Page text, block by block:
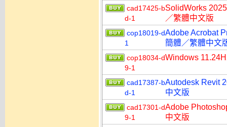
cad17425-b
d-1
SolidWorks
／繁體中文版
cop18019-d
1
Adobe Acrobat
簡體／繁體中文
cop18034-d
9-1
Windows
cad17387-b
d-1
Autodesk Revit
中文版
cad17301-d
9-1
Adobe
中文版